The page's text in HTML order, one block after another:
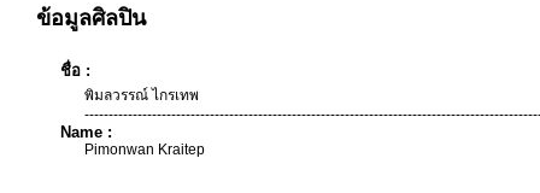
ข้อมูลศิลปิน
ชื่อ :
พิมลวรรณ์ ไกรเทพ
Name :
Pimonwan Kraitep